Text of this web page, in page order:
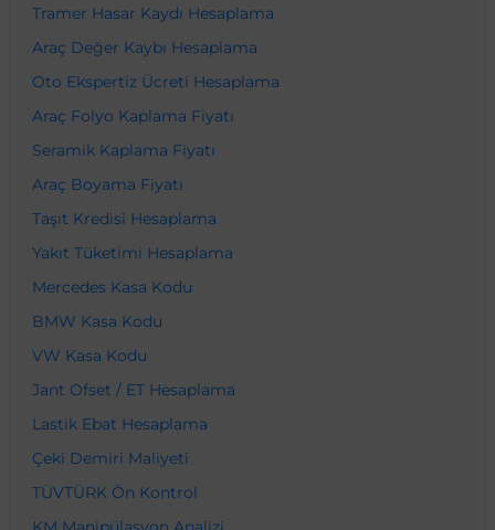
Tramer Hasar Kaydı Hesaplama
Araç Değer Kaybı Hesaplama
Oto Ekspertiz Ücreti Hesaplama
Araç Folyo Kaplama Fiyatı
Seramik Kaplama Fiyatı
Araç Boyama Fiyatı
Taşıt Kredisi Hesaplama
Yakıt Tüketimi Hesaplama
Mercedes Kasa Kodu
BMW Kasa Kodu
VW Kasa Kodu
Jant Ofset / ET Hesaplama
Lastik Ebat Hesaplama
Çeki Demiri Maliyeti
TÜVTÜRK Ön Kontrol